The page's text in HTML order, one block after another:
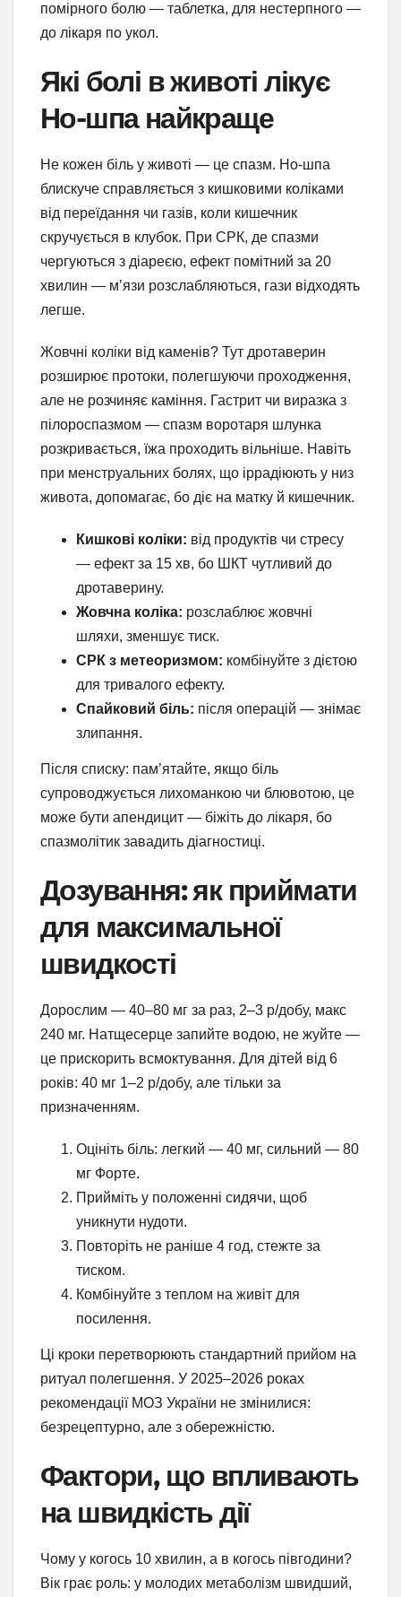
помірного болю — таблетка, для нестерпного —
до лікаря по укол.
Які болі в животі лікує
Но-шпа найкраще
Не кожен біль у животі — це спазм. Но-шпа
блискуче справляється з кишковими коліками
від переїдання чи газів, коли кишечник
скручується в клубок. При СРК, де спазми
чергуються з діареєю, ефект помітний за 20
хвилин — м’язи розслабляються, гази відходять
легше.
Жовчні коліки від каменів? Тут дротаверин
розширює протоки, полегшуючи проходження,
але не розчиняє каміння. Гастрит чи виразка з
пілороспазмом — спазм воротаря шлунка
розкривається, їжа проходить вільніше. Навіть
при менструальних болях, що іррадіюють у низ
живота, допомагає, бо діє на матку й кишечник.
Кишкові коліки: від продуктів чи стресу
— ефект за 15 хв, бо ШКТ чутливий до
дротаверину.
Жовчна коліка: розслаблює жовчні
шляхи, зменшує тиск.
СРК з метеоризмом: комбінуйте з дієтою
для тривалого ефекту.
Спайковий біль: після операцій — знімає
злипання.
Після списку: пам’ятайте, якщо біль
супроводжується лихоманкою чи блювотою, це
може бути апендицит — біжіть до лікаря, бо
спазмолітик завадить діагностиці.
Дозування: як приймати
для максимальної
швидкості
Дорослим — 40–80 мг за раз, 2–3 р/добу, макс
240 мг. Натщесерце запийте водою, не жуйте —
це прискорить всмоктування. Для дітей від 6
років: 40 мг 1–2 р/добу, але тільки за
призначенням.
Оцініть біль: легкий — 40 мг, сильний — 80
мг Форте.
Прийміть у положенні сидячи, щоб
уникнути нудоти.
Повторіть не раніше 4 год, стежте за
тиском.
Комбінуйте з теплом на живіт для
посилення.
Ці кроки перетворюють стандартний прийом на
ритуал полегшення. У 2025–2026 роках
рекомендації МОЗ України не змінилися:
безрецептурно, але з обережністю.
Фактори, що впливають
на швидкість дії
Чому у когось 10 хвилин, а в когось півгодини?
Вік грає роль: у молодих метаболізм швидший,